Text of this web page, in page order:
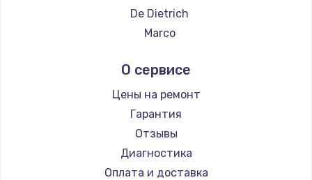
Заказать
Ремонт микросхемы управления
Замена микросхемы питания
от 1100 руб.
Заказать
Ремонт кофемашин DELTA
Ремонт кофемашин Tefal
Ремонт кофемашин RED solution
Ремонт кофемашин Bravilor Bonamat
Ремонт кофемашин Vard
Ремонт кофемашин Tuvio
Ремонт кофемашин Carrera
Ремонт кофемашин Supra
De Dietrich
Marco
Jura
Olympia
Saeco
La Cimbali
WMF
Yamaguchi
О сервисе
Цены на ремонт
Гарантия
Отзывы
Диагностика
Оплата и доставка